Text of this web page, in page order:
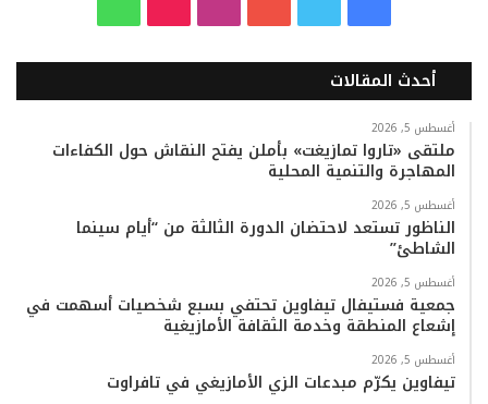
س
و
ك
ي
ر
ت
ب
س
ت
ر
م
k
k
ت
س
ب
أحدث المقالات
أغسطس 5, 2026
ملتقى «تاروا تمازيغت» بأملن يفتح النقاش حول الكفاءات
المهاجرة والتنمية المحلية
أغسطس 5, 2026
الناظور تستعد لاحتضان الدورة الثالثة من “أيام سينما
الشاطئ”
أغسطس 5, 2026
جمعية فستيفال تيفاوين تحتفي بسبع شخصيات أسهمت في
إشعاع المنطقة وخدمة الثقافة الأمازيغية
أغسطس 5, 2026
تيفاوين يكرّم مبدعات الزي الأمازيغي في تافراوت